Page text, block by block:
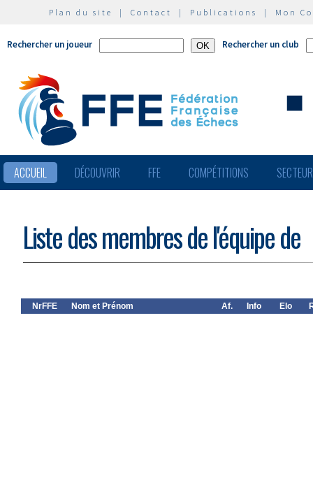
Plan du site | Contact | Publications | Mon
Rechercher un joueur Rechercher un club
ACCUEIL DÉCOUVRIR FFE COMPÉTITIONS
Liste des membres de l'équipe de
NrFFE Nom et Prénom Af. Info Elo